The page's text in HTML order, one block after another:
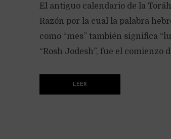
El antiguo calendario de la
Razón por la cual la palabra
como “mes” también significa
“Rosh Jodesh”, fue el comienzo
LEER